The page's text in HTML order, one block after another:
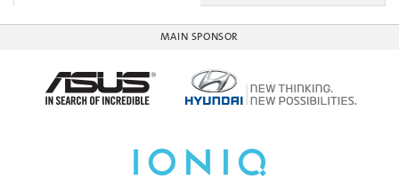
MAIN SPONSOR